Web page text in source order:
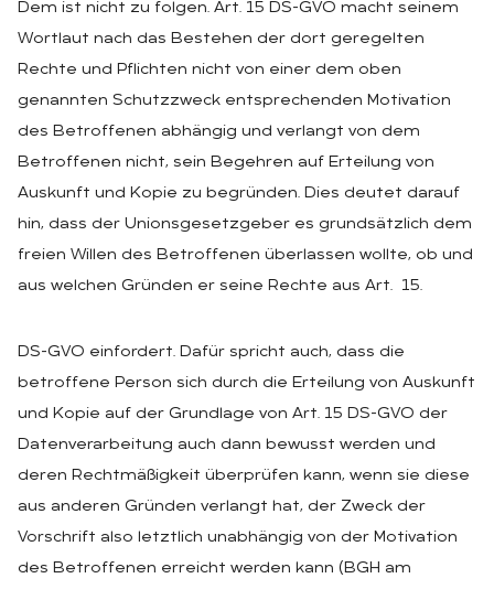
Dem ist nicht zu folgen. Art. 15 DS-GVO macht seinem
Wortlaut nach das Bestehen der dort geregelten
Rechte und Pflichten nicht von einer dem oben
genannten Schutzzweck entsprechenden Motivation
des Betroffenen abhängig und verlangt von dem
Betroffenen nicht, sein Begehren auf Erteilung von
Auskunft und Kopie zu begründen. Dies deutet darauf
hin, dass der Unionsgesetzgeber es grundsätzlich dem
freien Willen des Betroffenen überlassen wollte, ob und
aus welchen Gründen er seine Rechte aus Art. 15.
DS-GVO einfordert. Dafür spricht auch, dass die
betroffene Person sich durch die Erteilung von Auskunft
und Kopie auf der Grundlage von Art. 15 DS-GVO der
Datenverarbeitung auch dann bewusst werden und
deren Rechtmäßigkeit überprüfen kann, wenn sie diese
aus anderen Gründen verlangt hat, der Zweck der
Vorschrift also letztlich unabhängig von der Motivation
des Betroffenen erreicht werden kann (BGH am